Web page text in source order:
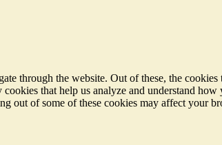
through the website. Out of these, the
that help us analyze and understand
out of some of these cookies may affect your